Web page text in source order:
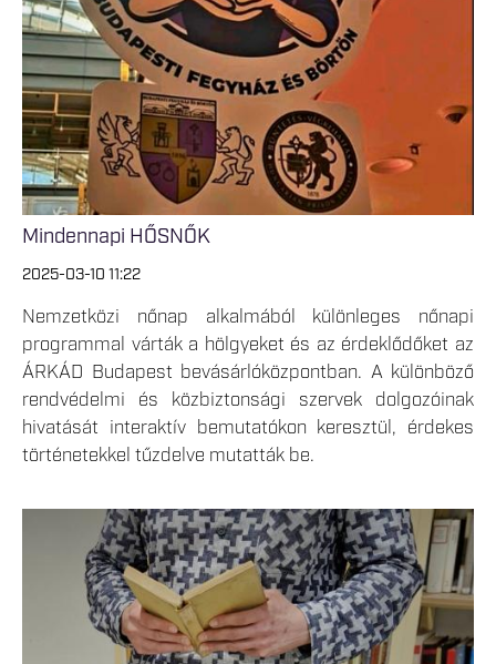
Mindennapi HŐSNŐK
2025-03-10 11:22
Nemzetközi nőnap alkalmából különleges nőnapi
programmal várták a hölgyeket és az érdeklődőket az
ÁRKÁD Budapest bevásárlóközpontban. A különböző
rendvédelmi és közbiztonsági szervek dolgozóinak
hivatását interaktív bemutatókon keresztül, érdekes
történetekkel tűzdelve mutatták be.